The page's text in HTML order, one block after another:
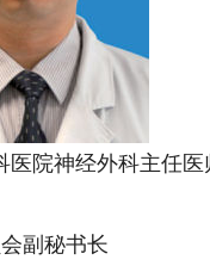
院神经外科主任医
副秘书长